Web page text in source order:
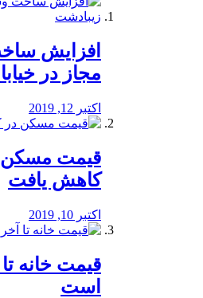
افزایش
مجاز در
اکتبر 12, 2019
کاهش یافت
اکتبر 10, 2019
قیمت خانه
است